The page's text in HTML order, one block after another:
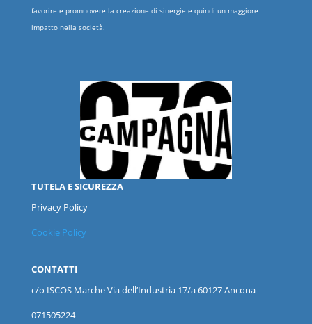
favorire e promuovere la creazione di sinergie e quindi un maggiore
impatto nella società.
TUTELA E SICUREZZA
Privacy Policy
Cookie Policy
CONTATTI
c/o ISCOS MarcheVia dell’Industria 17/a 60127 Ancona
071505224